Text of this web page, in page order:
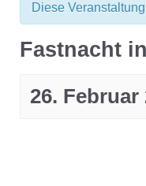
Diese
Fastnacht
26. Februar